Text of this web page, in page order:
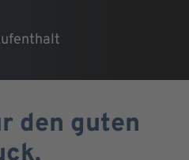
den guten